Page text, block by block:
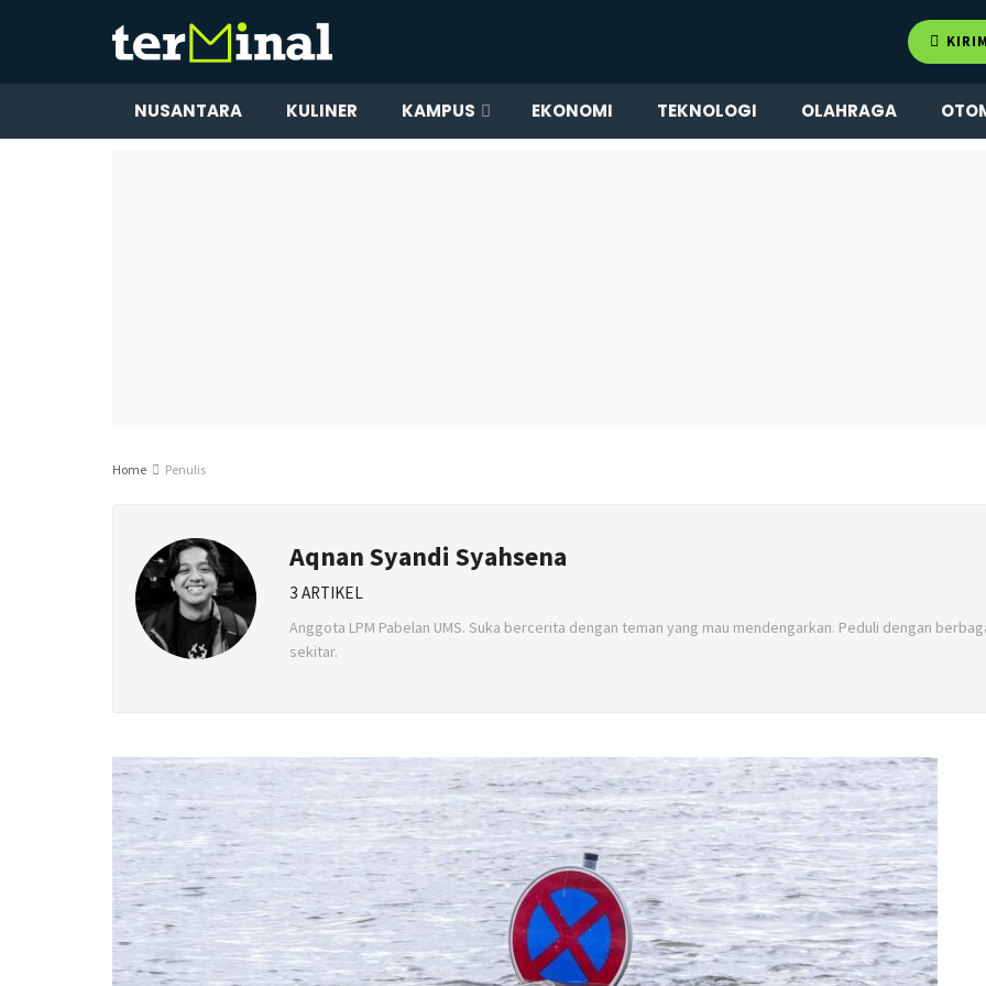
NUSANTARA KULINER KAMPUS EKONOMI TEKNOLOGI OLAHRAGA
Home Penulis
Aqnan Syandi Syahsena
3 ARTIKEL
Anggota LPM Pabelan UMS. Suka bercerita dengan teman yang mau mendengarkan. Peduli dengan
sekitar.